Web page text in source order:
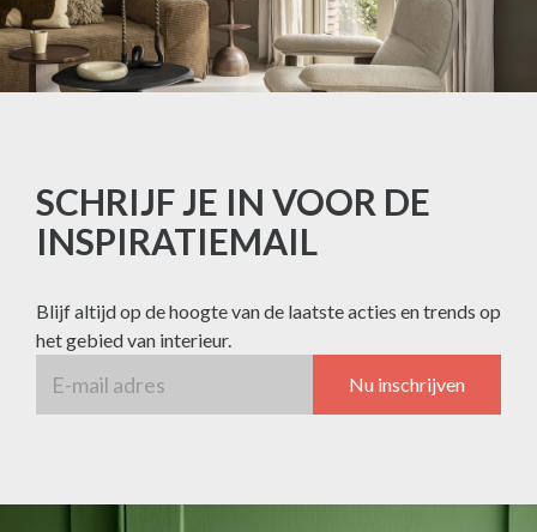
SCHRIJF JE IN VOOR DE
INSPIRATIEMAIL
Blijf altijd op de hoogte van de laatste acties en trends op
het gebied van interieur.
Nu inschrijven